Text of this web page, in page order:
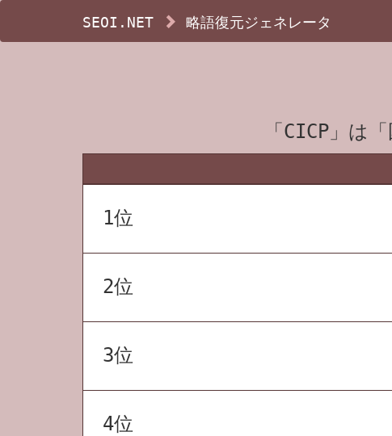
SEOI.NET 略語復元ジェネレータ
「CICP」は
1位
2位
3位
4位